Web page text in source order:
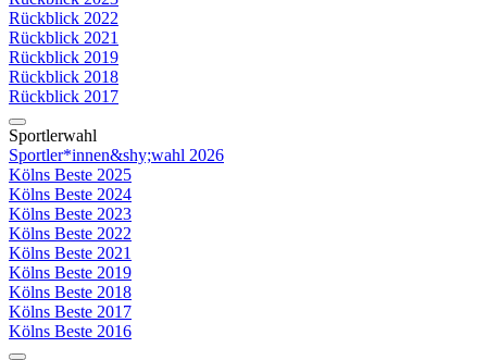
Rückblick 2022
Rückblick 2021
Rückblick 2019
Rückblick 2018
Rückblick 2017
Sportlerwahl
Sportler*innen&shy;wahl 2026
Kölns Beste 2025
Kölns Beste 2024
Kölns Beste 2023
Kölns Beste 2022
Kölns Beste 2021
Kölns Beste 2019
Kölns Beste 2018
Kölns Beste 2017
Kölns Beste 2016